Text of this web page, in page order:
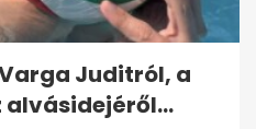
Juditról, a
alvásidejéről...